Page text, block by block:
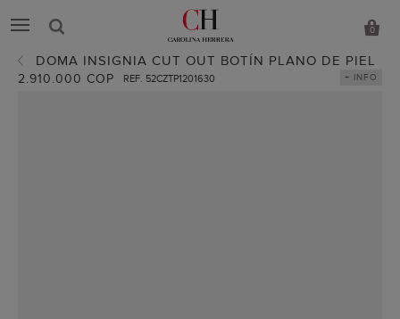
0
DOMA INSIGNIA CUT OUT BOTÍN PLANO DE PIEL
2.910.000 COP REF. 52CZTP1201630 + INFO